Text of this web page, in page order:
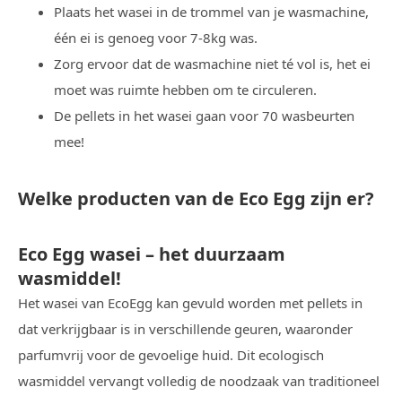
Plaats het wasei in de trommel van je wasmachine,
één ei is genoeg voor 7-8kg was.
Zorg ervoor dat de wasmachine niet té vol is, het ei
moet was ruimte hebben om te circuleren.
De pellets in het wasei gaan voor 70 wasbeurten
mee!
Welke producten van de Eco Egg zijn er?
Eco Egg wasei – het duurzaam
wasmiddel!
Het wasei van EcoEgg kan gevuld worden met pellets in
dat verkrijgbaar is in verschillende geuren, waaronder
parfumvrij voor de gevoelige huid. Dit ecologisch
wasmiddel vervangt volledig de noodzaak van traditioneel